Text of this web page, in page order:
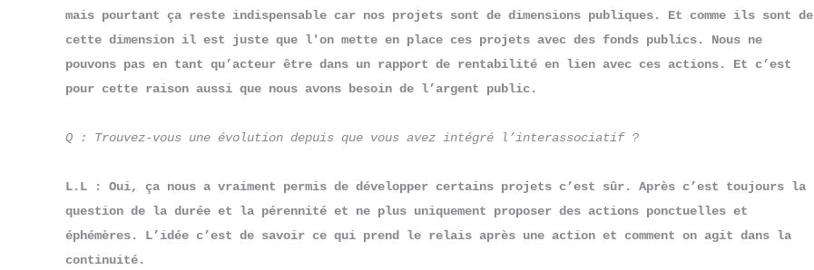
mais pourtant ça reste indispensable car nos projets sont de dimensions publiques. Et comme ils sont de
cette dimension il est juste que l'on mette en place ces projets avec des fonds publics. Nous ne
pouvons pas en tant qu’acteur être dans un rapport de rentabilité en lien avec ces actions. Et c’est
pour cette raison aussi que nous avons besoin de l’argent public.
Q : Trouvez-vous une évolution depuis que vous avez intégré l’interassociatif ?
L.L : Oui, ça nous a vraiment permis de développer certains projets c’est sûr. Après c’est toujours la
question de la durée et la pérennité et ne plus uniquement proposer des actions ponctuelles et
éphémères. L’idée c’est de savoir ce qui prend le relais après une action et comment on agit dans la
continuité.